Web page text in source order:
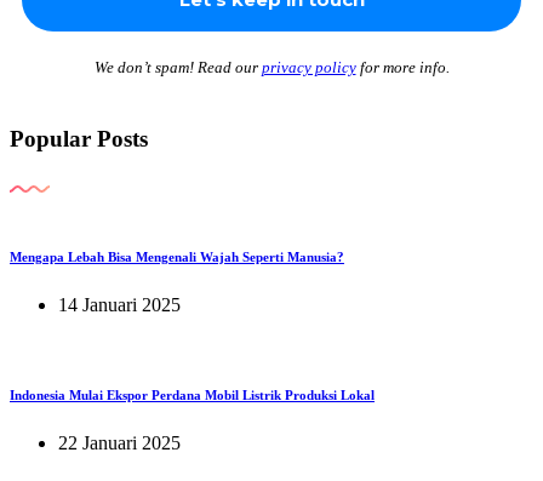
We don’t spam! Read our privacy policyfor more info.
Popular Posts
Mengapa Lebah Bisa Mengenali Wajah Seperti Manusia?
14 Januari 2025
Indonesia Mulai Ekspor Perdana Mobil Listrik Produksi Lokal
22 Januari 2025